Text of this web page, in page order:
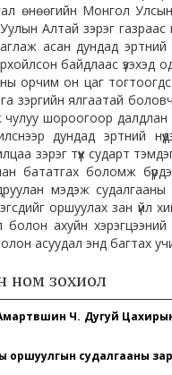
өнөөгийн Монгол
Алтай зэрэг
асан дундад
байдлаас үзэхэд
орчим он цаг
зэргийн ялгаатай
чулуу шороогоор
дундад эртний
зэрэг түүх сударт
бататгах боломж
мэдэж
оршуулах зан үйл
болон ахуйн
асуудал энд багтах
ном зохиол
Ч. Дугуй
оршуулгын судалгааны